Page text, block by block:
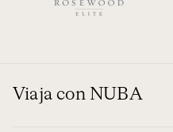
Viaja con NUBA